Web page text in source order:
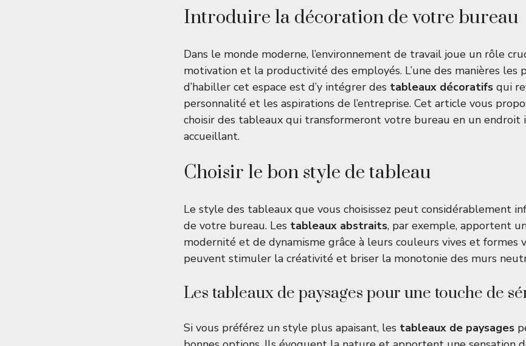
Introduire la décoration de votre bureau
Dans le monde moderne, l’environnement de travail joue un rôle
motivation et la productivité des employés. L’une des manières les
d’habiller cet espace est d’y intégrer des tableaux décoratifs qui
personnalité et les aspirations de l’entreprise. Cet article vous
choisir des tableaux qui transformeront votre bureau en un endroit
accueillant.
Choisir le bon style de tableau
Le style des tableaux que vous choisissez peut considérablement
de votre bureau. Les tableaux abstraits, par exemple, apportent
modernité et de dynamisme grâce à leurs couleurs vives et formes
peuvent stimuler la créativité et briser la monotonie des murs
Les tableaux de paysages pour une touche de
Si vous préférez un style plus apaisant, les tableaux de paysages